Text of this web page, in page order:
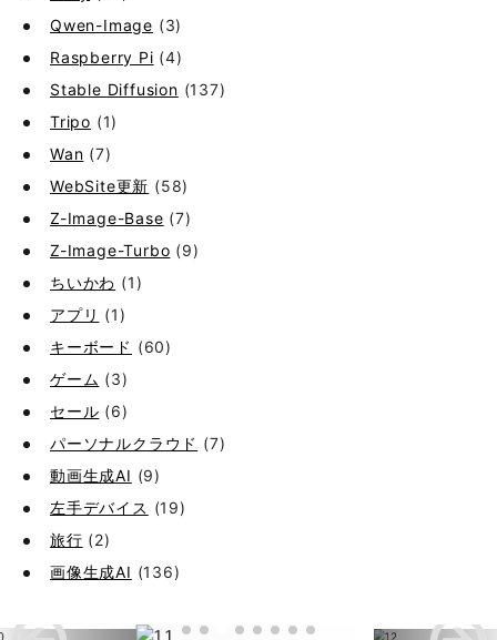
Qwen-Image (3)
Raspberry Pi (4)
Stable Diffusion (137)
Tripo (1)
Wan (7)
WebSite更新 (58)
Z-Image-Base (7)
Z-Image-Turbo (9)
ちいかわ (1)
アプリ (1)
キーボード (60)
ゲーム (3)
セール (6)
パーソナルクラウド (7)
動画生成AI (9)
左手デバイス (19)
旅行 (2)
画像生成AI (136)